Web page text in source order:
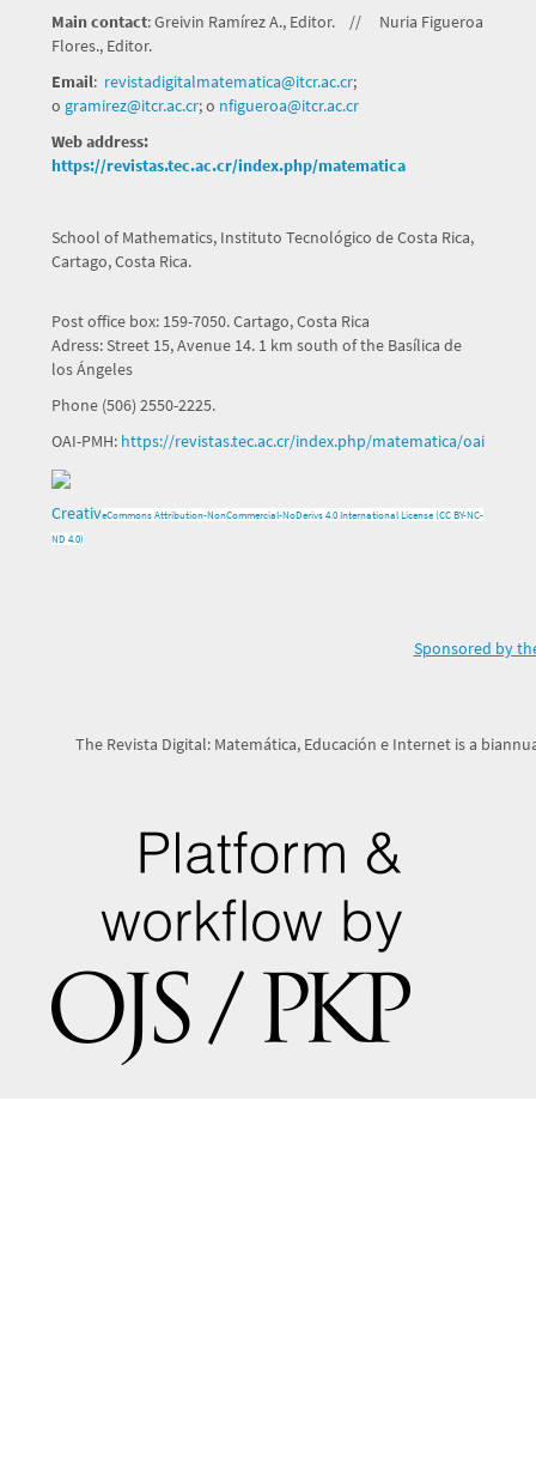
Main contact: Greivin Ramírez A., Editor. // Nuria Figueroa
Flores., Editor.
Email: revistadigitalmatematica@itcr.ac.cr;
o gramirez@itcr.ac.cr; o nfigueroa@itcr.ac.cr
Web address:
https://revistas.tec.ac.cr/index.php/matematica
School of Mathematics, Instituto Tecnológico de Costa Rica,
Cartago, Costa Rica.
Post office box: 159-7050. Cartago, Costa Rica
Adress: Street 15, Avenue 14. 1 km south of the Basílica de
los Ángeles
Phone (506) 2550-2225.
OAI-PMH: https://revistas.tec.ac.cr/index.php/matematica/oai
CreativeCommons Attribution-NonCommercial-NoDerivs 4.0 International License (CC BY-NC-
ND 4.0)
Sponsored by
The Revista Digital: Matemática, Educación e Internet is a